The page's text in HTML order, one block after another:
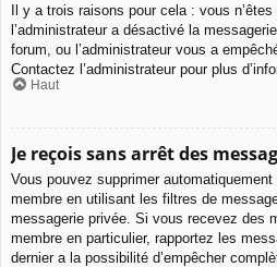
Il y a trois raisons pour cela : vous
l’administrateur a désactivé la
forum, ou l’administrateur vous a
Contactez l’administrateur pour plus
Haut
Je reçois sans arrêt des
Vous pouvez supprimer
membre en utilisant les filtres de
messagerie privée. Si vous recevez des
membre en particulier, rapportez les
dernier a la possibilité d’empêcher